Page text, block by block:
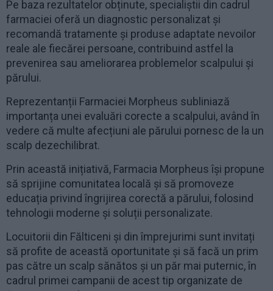
Pe baza rezultatelor obținute, specialiștii din cadrul
farmaciei oferă un diagnostic personalizat și
recomandă tratamente și produse adaptate nevoilor
reale ale fiecărei persoane, contribuind astfel la
prevenirea sau ameliorarea problemelor scalpului și
părului.
Reprezentanții Farmaciei Morpheus subliniază
importanța unei evaluări corecte a scalpului, având în
vedere că multe afecțiuni ale părului pornesc de la un
scalp dezechilibrat.
Prin această inițiativă, Farmacia Morpheus își propune
să sprijine comunitatea locală și să promoveze
educația privind îngrijirea corectă a părului, folosind
tehnologii moderne și soluții personalizate.
Locuitorii din Fălticeni și din împrejurimi sunt invitați
să profite de această oportunitate și să facă un prim
pas către un scalp sănătos și un păr mai puternic, în
cadrul primei campanii de acest tip organizate de